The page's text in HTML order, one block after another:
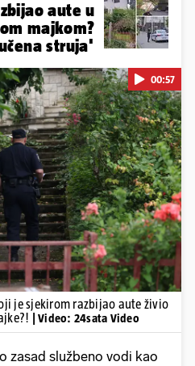
aute u
majkom?
struja'
videa...
00:57
je sjekirom razbijao aute živio
| Video: 24sata Video
zasad službeno vodi kao